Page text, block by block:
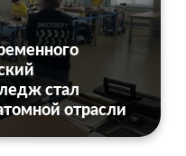
стал
отрасли